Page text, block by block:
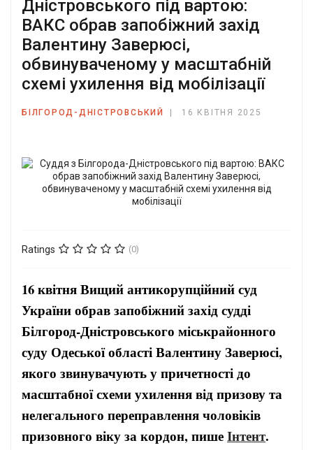
Дністровського під вартою:
ВАКС обрав запобіжний захід
Валентину Заверюсі,
обвинуваченому у масштабній
схемі ухилення від мобілізації
БІЛГОРОД-ДНІСТРОВСЬКИЙ 16 КВІТНЯ 2025
Ratings (0)
16 квітня Вищий антикорупційний суд
України обрав запобіжний захід судді
Білгород-Дністровського міськрайонного
суду Одеської області Валентину Заверюсі,
якого звинувачують у причетності до
масштабної схеми ухилення від призову та
нелегального переправлення чоловіків
призовного віку за кордон, пишеІнтент.